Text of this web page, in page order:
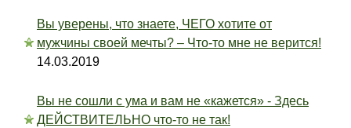
Вы уверены, что знаете, ЧЕГО хотите от
мужчины своей мечты? – Что-то мне не верится!
14.03.2019
Вы не сошли с ума и вам не «кажется» - Здесь
ДЕЙСТВИТЕЛЬНО что-то не так!